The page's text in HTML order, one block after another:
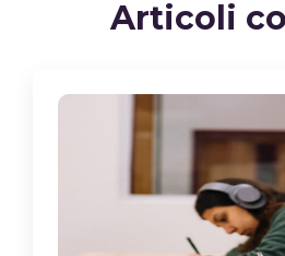
Articoli